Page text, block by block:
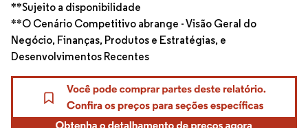
**Sujeito a disponibilidade
**O Cenário Competitivo abrange - Visão Geral do
Negócio, Finanças, Produtos e Estratégias, e
Desenvolvimentos Recentes